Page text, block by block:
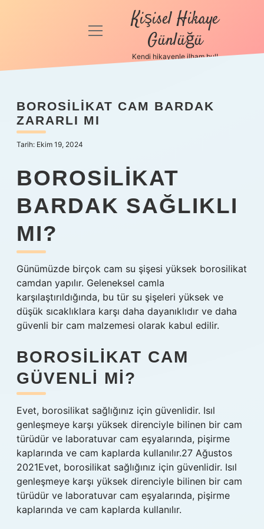
Anasayfa
Politikası
Yasal Uyarı
menüyü
Kişisel Hikaye
Günlüğü
Kendi hikayenle ilham bul!
BOROSILIKAT CAM BARDAK
ZARARLI MI
Tarih: Ekim 19, 2024
BOROSILIKAT
BARDAK SAĞLIKLI
MI?
Günümüzde birçok cam su şişesi yüksek borosilikat
camdan yapılır. Geleneksel camla
karşılaştırıldığında, bu tür su şişeleri yüksek ve
düşük sıcaklıklara karşı daha dayanıklıdır ve daha
güvenli bir cam malzemesi olarak kabul edilir.
BOROSILIKAT CAM
GÜVENLI MI?
Evet, borosilikat sağlığınız için güvenlidir. Isıl
genleşmeye karşı yüksek direnciyle bilinen bir cam
türüdür ve laboratuvar cam eşyalarında, pişirme
kaplarında ve cam kaplarda kullanılır.27 Ağustos
2021Evet, borosilikat sağlığınız için güvenlidir. Isıl
genleşmeye karşı yüksek direnciyle bilinen bir cam
türüdür ve laboratuvar cam eşyalarında, pişirme
kaplarında ve cam kaplarda kullanılır.